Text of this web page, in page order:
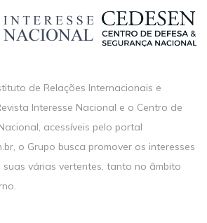
de Relações Internacionais e
Interesse Nacional e o Centro de
acessíveis pelo portal
o Grupo busca promover os interesses
várias vertentes, tanto no âmbito